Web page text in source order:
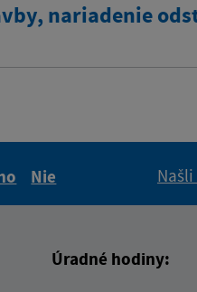
nariadenie
Nie
Úradné hodiny: